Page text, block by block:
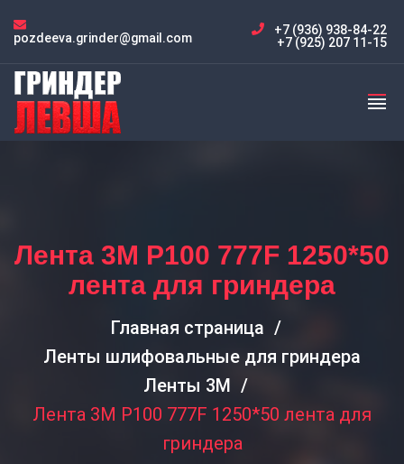
pozdeeva.grinder@gmail.com
+7 (936) 938-84-22
+7 (925) 207 11-15
Лента 3M P100 777F 1250*50
лента для гриндера
Главная страница
Ленты шлифовальные для гриндера
Ленты 3M
Лента 3M P100 777F 1250*50 лента для
гриндера